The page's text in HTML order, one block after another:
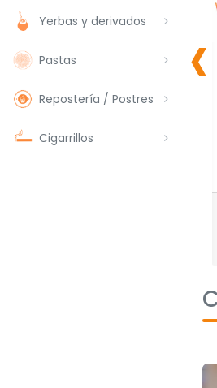
Yerbas y derivados
Pastas
Repostería / Postres
Cigarrillos
BA
ALFAJOR ARROLATE‹